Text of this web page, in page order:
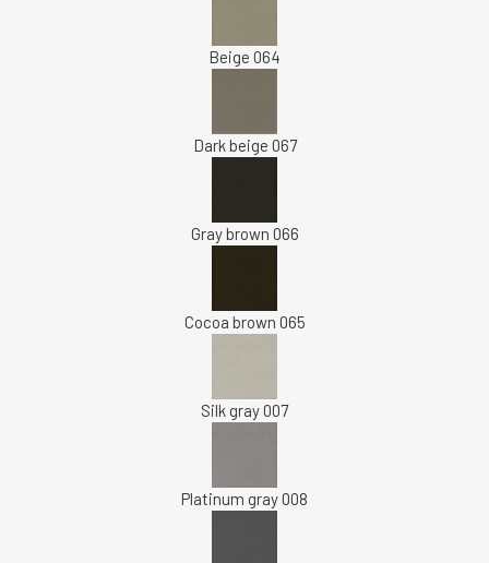
Beige 064
Dark beige 067
Gray brown 066
Cocoa brown 065
Silk gray 007
Platinum gray 008